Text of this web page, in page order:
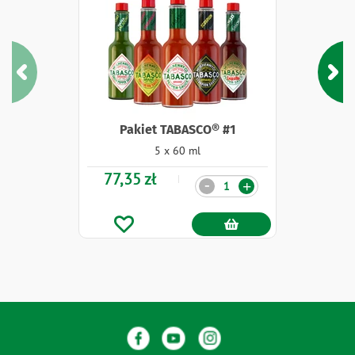
Pakiet TABASCO® #1
5 x 60 ml
77,35 zł Ilość +
-